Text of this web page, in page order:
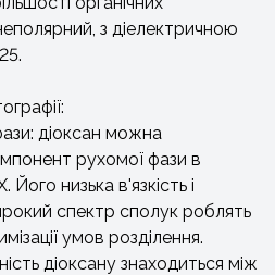
з діелектричною
діоксан можна
рухомої фази в
низька в'язкість і
спектр сполук роблять
умов розділення.
діоксану знаходиться між